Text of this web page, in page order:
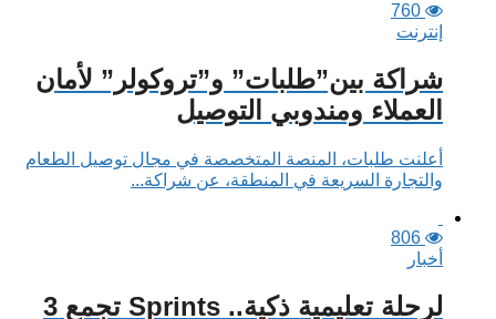
760
إنترنت
شراكة بين”طلبات” و”تروكولر” لأمان
العملاء ومندوبي التوصيل
أعلنت طلبات، المنصة المتخصصة في مجال توصيل الطعام
والتجارة السريعة في المنطقة، عن شراكة...
806
أخبار
لرحلة تعليمية ذكية.. Sprints تجمع 3